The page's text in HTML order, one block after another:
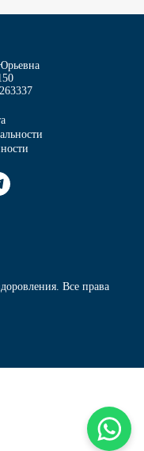
Все права